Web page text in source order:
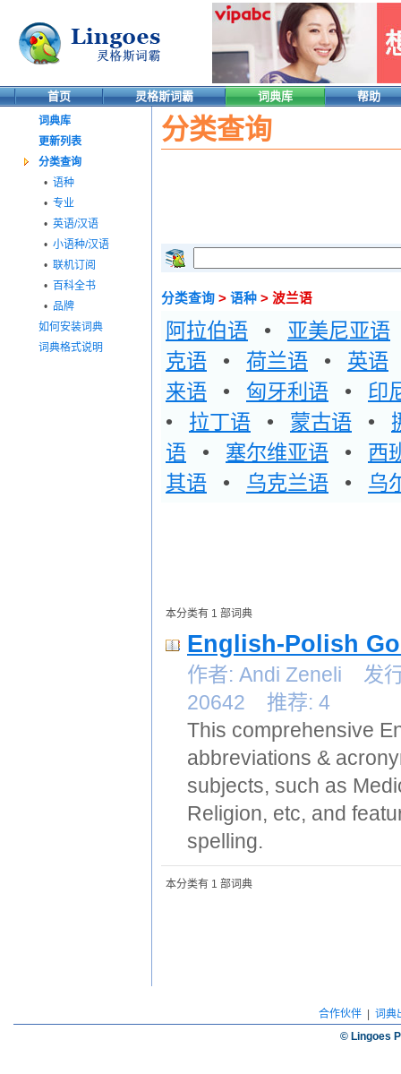
首页 灵格斯词霸 词典库 帮助
词典库
更新列表
分类查询
• 语种
• 专业
• 英语/汉语
• 小语种/汉语
• 联机订阅
• 百科全书
• 品牌
如何安装词典
词典格式说明
分类查询
分类查询 > 语种 > 波兰语
阿拉伯语 • 亚美尼亚语
克语 • 荷兰语 • 英语
来语 • 匈牙利语 • 印
• 拉丁语 • 蒙古语 •
语 • 塞尔维亚语 • 西
其语 • 乌克兰语 • 乌
本分类有 1 部词典
English-Polish
作者: Andi Zeneli 发
20642 推荐: 4
This comprehensive
abbreviations &
subjects, such as
Religion, etc, and
spelling.
本分类有 1 部词典
合作伙伴| 词典
© Lingoes